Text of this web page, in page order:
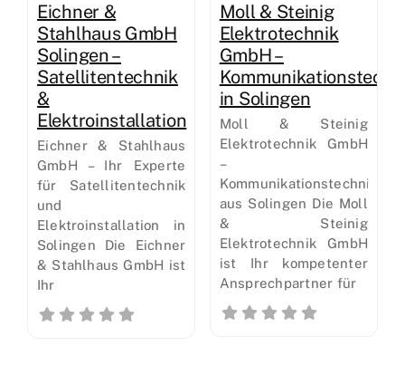
Eichner &
Stahlhaus GmbH
Solingen –
Satellitentechnik
&
Elektroinstallation
Eichner & Stahlhaus
GmbH – Ihr Experte
für Satellitentechnik
und
Elektroinstallation in
Solingen Die Eichner
& Stahlhaus GmbH ist
Ihr
Moll & Steinig
Elektrotechnik
GmbH –
in Solingen
Moll & Steinig
Elektrotechnik GmbH
–
Kommunikationstechnik
aus Solingen Die Moll
& Steinig
Elektrotechnik GmbH
ist Ihr kompetenter
Ansprechpartner für